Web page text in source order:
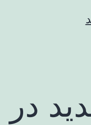
در